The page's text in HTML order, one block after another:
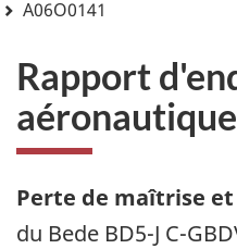
iciA06O0141
Rapport
Perte de maîtrise
du Bede BD5-J C-